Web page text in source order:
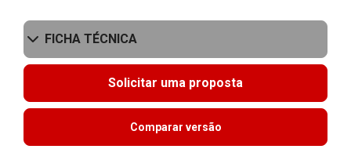
FICHA TÉCNICA
Solicitar uma proposta
Comparar versão